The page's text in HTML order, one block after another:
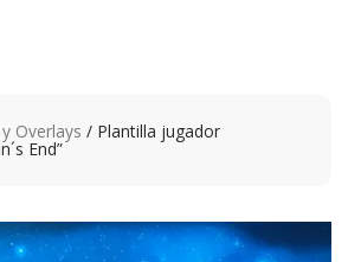
Overlays / Plantilla jugador
End”